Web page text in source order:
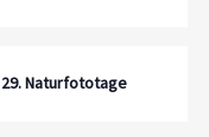
Naturfototage